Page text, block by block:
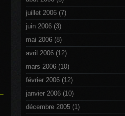
juillet 2006 (7)
juin 2006 (3)
mai 2006 (8)
avril 2006 (12)
mars 2006 (10)
février 2006 (12)
janvier 2006 (10)
décembre 2005 (1)